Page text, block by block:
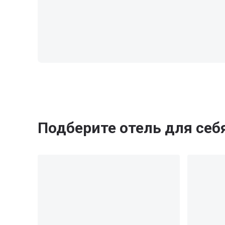
Подберите отель для